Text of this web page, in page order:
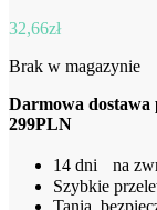
32,66zł
Brak w magazynie
Darmowa dostawa
299PLN
14 dni na
Szybkie
Tania,